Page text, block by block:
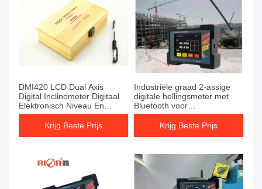
DMI420 LCD Dual Axis
Digital Inclinometer Digitaal
Elektronisch Niveau En
Hoekmeter
Krijg Beste Prijs
Industriële graad 2-assige
digitale hellingsmeter met
Bluetooth voor
meetgegevens
Krijg Beste Prijs